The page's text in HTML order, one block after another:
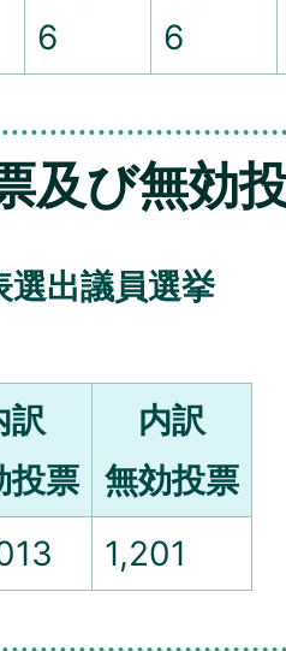
6
6
及び無効
選出議員選挙
訳
投票
内訳
無効投票
1,201